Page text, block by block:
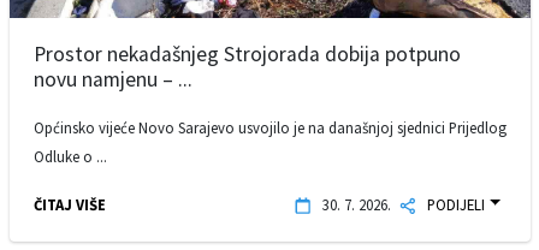
Prostor nekadašnjeg Strojorada dobija potpuno
novu namjenu – ...
Općinsko vijeće Novo Sarajevo usvojilo je na današnjoj sjednici Prijedlog
Odluke o ...
ČITAJ VIŠE 30. 7. 2026. PODIJELI